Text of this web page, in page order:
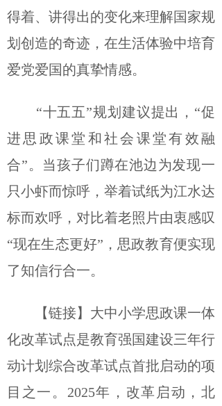
得着、讲得出的变化来理解国家规
划创造的奇迹，在生活体验中培育
爱党爱国的真挚情感。
“十五五”规划建议提出，“促
进思政课堂和社会课堂有效融
合”。当孩子们蹲在池边为发现一
只小虾而惊呼，举着试纸为江水达
标而欢呼，对比着老照片由衷感叹
“现在生态更好”，思政教育便实现
了知信行合一。
【链接】大中小学思政课一体
化改革试点是教育强国建设三年行
动计划综合改革试点首批启动的项
目之一。2025年，改革启动，北